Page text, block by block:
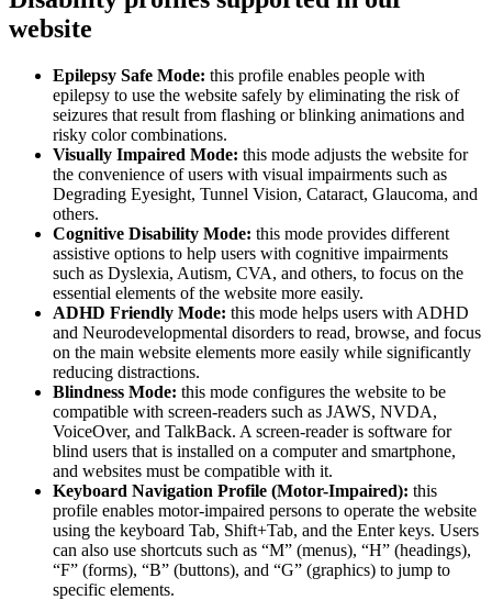
website
Epilepsy Safe Mode: this profile enables people with
epilepsy to use the website safely by eliminating the risk of
seizures that result from flashing or blinking animations and
risky color combinations.
Visually Impaired Mode: this mode adjusts the website for
the convenience of users with visual impairments such as
Degrading Eyesight, Tunnel Vision, Cataract, Glaucoma, and
others.
Cognitive Disability Mode: this mode provides different
assistive options to help users with cognitive impairments
such as Dyslexia, Autism, CVA, and others, to focus on the
essential elements of the website more easily.
ADHD Friendly Mode: this mode helps users with ADHD
and Neurodevelopmental disorders to read, browse, and focus
on the main website elements more easily while significantly
reducing distractions.
Blindness Mode: this mode configures the website to be
compatible with screen-readers such as JAWS, NVDA,
VoiceOver, and TalkBack. A screen-reader is software for
blind users that is installed on a computer and smartphone,
and websites must be compatible with it.
Keyboard Navigation Profile (Motor-Impaired): this
profile enables motor-impaired persons to operate the website
using the keyboard Tab, Shift+Tab, and the Enter keys. Users
can also use shortcuts such as “M” (menus), “H” (headings),
“F” (forms), “B” (buttons), and “G” (graphics) to jump to
specific elements.